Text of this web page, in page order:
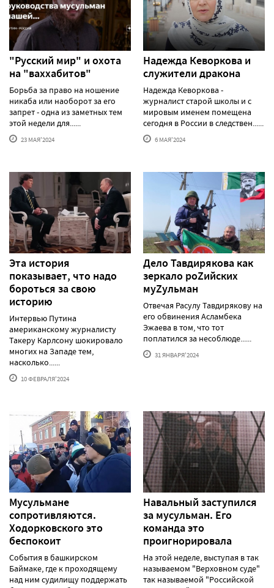
"Русский мир" и охота
на "ваххабитов"
Борьба за право на ношение
никаба или наоборот за его
запрет - одна из заметных тем
этой недели для......
23 МАЯ'2024
Надежда Кеворкова и
служители дракона
Надежда Кеворкова -
журналист старой школы и с
мировым именем помещена
сегодня в России в следствен......
6 МАЯ'2024
Эта история
показывает, что надо
бороться за свою
историю
Интервью Путина
американскому журналисту
Такеру Карлсону шокировало
многих на Западе тем,
насколько......
10 ФЕВРАЛЯ'2024
Дело Тавдирякова как
зеркало роZийских
муZульман
Отвечая Расулу Тавдирякову на
его обвинения Асламбека
Эжаева в том, что тот
поплатился за несоблюде......
31 ЯНВАРЯ'2024
Мусульмане
сопротивляются.
Ходорковского это
беспокоит
События в башкирском
Баймаке, где к проходящему
над ним судилищу поддержать
Навальный заступился
за мусульман. Его
команда это
проигнорировала
На этой неделе, выступая в так
называемом "Верховном суде"
так называемой "Российской